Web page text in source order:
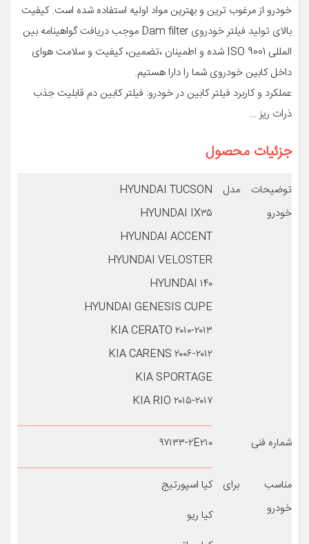
خودرو از مرغوب ترین و بهترین مواد اولیه استفاده شده است. کیفیت
بالای تولید فیلتر خودروی Dam filter موجب دریافت گواهینامه بین
المللی ISO 9001 شده و اطمینان ،تضمین، کیفیت و سلامت هوای
داخل کابین خودروی شما را دارا هستیم.
عملکرد و کاربرد فیلتر کابین در خودرو: فیلتر کابین دم قابلیت جذب
ذرات ریز …
جزئیات محصول
توضیحات مدل
خودرو
HYUNDAI TUCSON
HYUNDAI IX۳۵
HYUNDAI ACCENT
HYUNDAI VELOSTER
HYUNDAI ۱۴۰
HYUNDAI GENESIS CUPE
KIA CERATO ۲۰۱۰-۲۰۱۳
KIA CARENS ۲۰۰۶-۲۰۱۲
KIA SPORTAGE
KIA RIO ۲۰۱۵-۲۰۱۷
شماره فنی ۹۷۱۳۳-۲E۲۱۰
مناسب برای
خودرو
کیا اسپورتیج
کیا ریو